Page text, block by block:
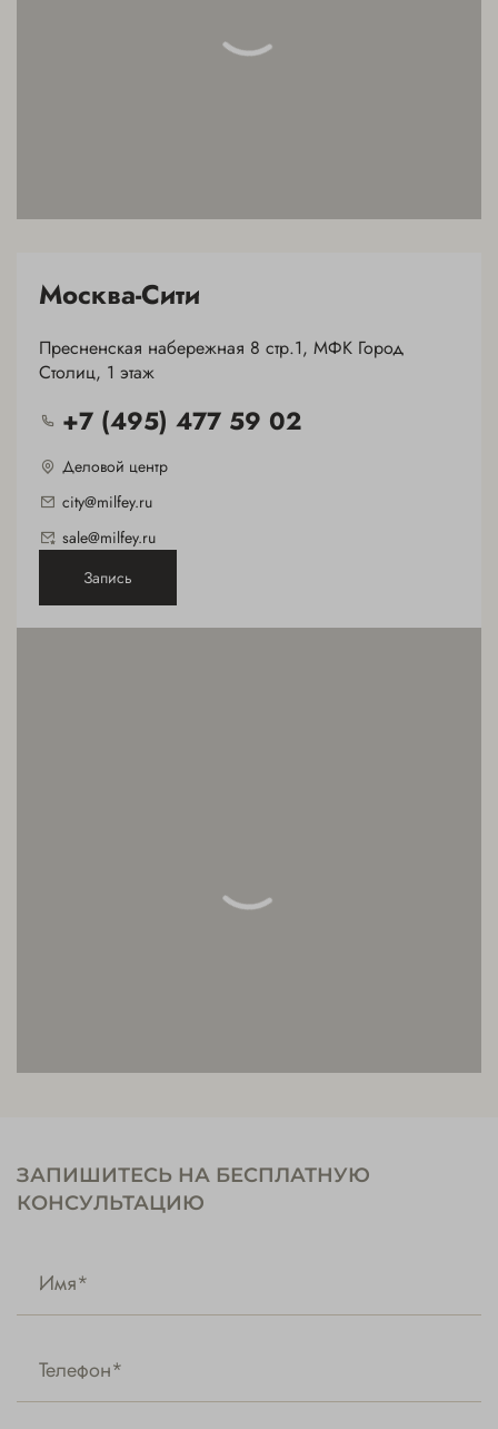
Москва-Сити
Пресненская набережная 8 стр.1, МФК Город
Столиц, 1 этаж
+7 (495) 477 59 02
Деловой центр
city@milfey.ru
sale@milfey.ru
Запись
ЗАПИШИТЕСЬ НА БЕСПЛАТНУЮ
КОНСУЛЬТАЦИЮ